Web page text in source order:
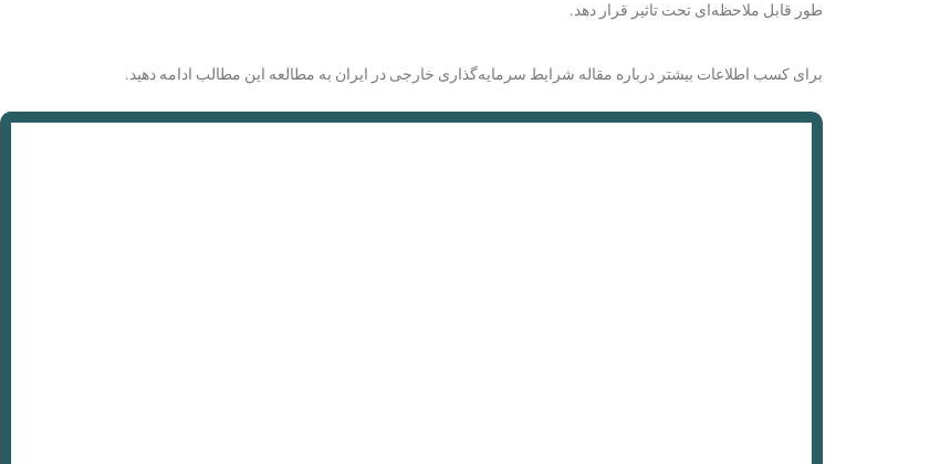
طور قابل ملاحظه‌ای تحت تاثیر قرار دهد.
برای کسب اطلاعات بیشتر درباره مقاله شرایط سرمایه‌گذاری خارجی در ایران به مطالعه این مطالب ادامه دهید.